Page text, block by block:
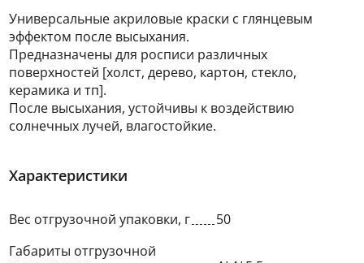
Универсальные акриловые краски с глянцевым
эффектом после высыхания.
Предназначены для росписи различных
поверхностей [холст, дерево, картон, стекло,
керамика и тп].
После высыхания, устойчивы к воздействию
солнечных лучей, влагостойкие.
Характеристики
Вес отгрузочной упаковки, г
50
Габариты отгрузочной